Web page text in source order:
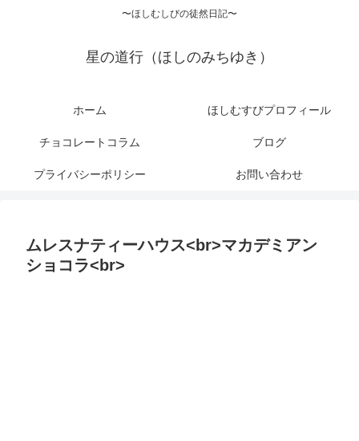
〜ほしむしびの徒然日記〜
星の道行（ほしのみちゆき）
ホーム ほしむすびプロフィール
チョコレートコラム ブログ
プライバシーポリシー お問い合わせ
ムレスナティーハウス<br>マカデミアン
ショコラ<br>